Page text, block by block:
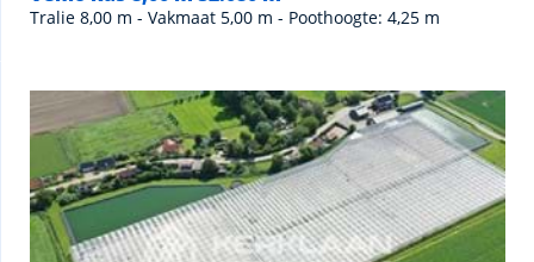
Tralie 8,00 m - Vakmaat 5,00 m - Poothoogte: 4,25 m